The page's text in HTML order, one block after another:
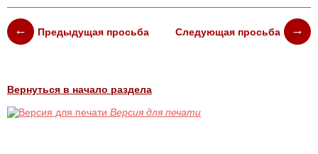
Предыдущая просьба Следующая просьба
Вернуться в начало раздела
Версия для печати